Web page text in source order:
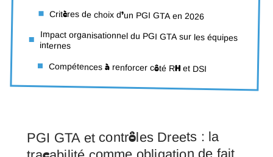
Critères de choix d’un PGI GTA en 2026
Impact organisationnel du PGI GTA sur les équipes
internes
Compétences à renforcer côté RH et DSI
PGI GTA et contrôles Dreets : la